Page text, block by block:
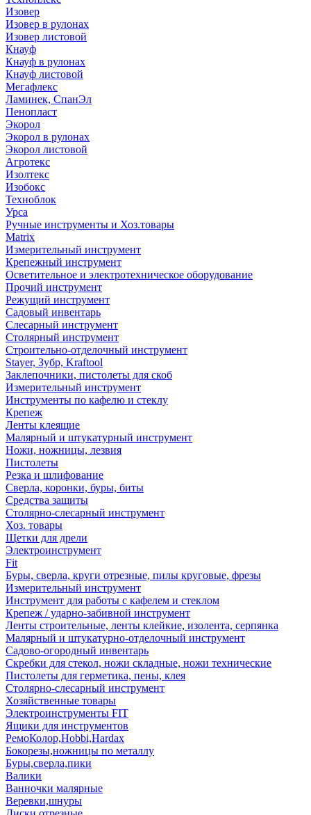
Изовер
Изовер в рулонах
Изовер листовой
Кнауф
Кнауф в рулонах
Кнауф листовой
Мегафлекс
Ламинек, СпанЭл
Пенопласт
Экорол
Экорол в рулонах
Экорол листовой
Агротекс
Изолтекс
Изобокс
Техноблок
Урса
Ручные инструменты и Хоз.товары
Matrix
Измерительный инструмент
Крепежный инструмент
Осветительное и электротехническое оборудование
Прочий инструмент
Режущий инструмент
Садовый инвентарь
Слесарный инструмент
Столярный инструмент
Строительно-отделочный инструмент
Stayer, Зубр, Kraftool
Заклепочники, пистолеты для скоб
Измерительный инструмент
Инструменты по кафелю и стеклу
Крепеж
Ленты клеящие
Малярный и штукатурный инструмент
Ножи, ножницы, лезвия
Пистолеты
Резка и шлифование
Сверла, коронки, буры, биты
Средства защиты
Столярно-слесарный инструмент
Хоз. товары
Щетки для дрели
Электроинструмент
Fit
Буры, сверла, круги отрезные, пилы круговые, фрезы
Измерительный инструмент
Инструмент для работы с кафелем и стеклом
Крепеж / ударно-забивной инструмент
Ленты строительные, ленты клейкие, изолента, серпянка
Малярный и штукатурно-отделочный инструмент
Садово-огородный инвентарь
Скребки для стекол, ножи складные, ножи технические
Пистолеты для герметика, пены, клея
Столярно-слесарный инструмент
Хозяйственные товары
Электроинструменты FIT
Ящики для инструментов
РемоКолор,Hobbi,Hardax
Бокорезы,ножницы по металлу
Буры,сверла,пики
Валики
Ванночки малярные
Веревки,шнуры